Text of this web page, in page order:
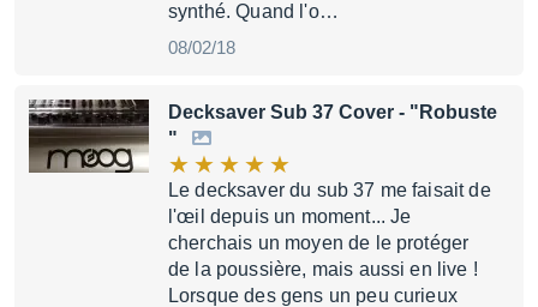
synthé. Quand l'o…
08/02/18
Decksaver Sub 37 Cover - "Robuste
"
Le decksaver du sub 37 me faisait de
l'œil depuis un moment... Je
cherchais un moyen de le protéger
de la poussière, mais aussi en live !
Lorsque des gens un peu curieux